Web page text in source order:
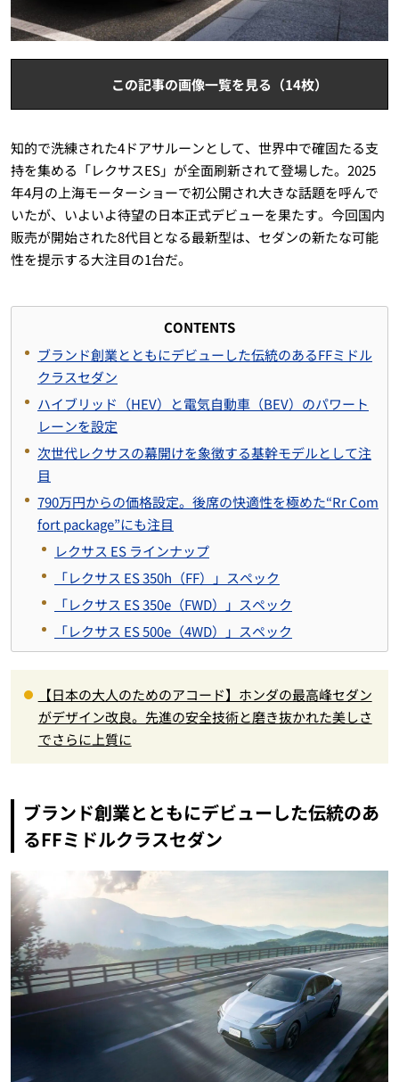
この記事の画像一覧を見る（14枚）
知的で洗練された4ドアサルーンとして、世界中で確固たる支
持を集める「レクサスES」が全面刷新されて登場した。2025
年4月の上海モーターショーで初公開され大きな話題を呼んで
いたが、いよいよ待望の日本正式デビューを果たす。今回国内
販売が開始された8代目となる最新型は、セダンの新たな可能
性を提示する大注目の1台だ。
CONTENTS
ブランド創業とともにデビューした伝統のあるFFミドル
クラスセダン
ハイブリッド（HEV）と電気自動車（BEV）のパワート
レーンを設定
次世代レクサスの幕開けを象徴する基幹モデルとして注
目
790万円からの価格設定。後席の快適性を極めた“Rr Com
fort package”にも注目
レクサス ES ラインナップ
「レクサス ES 350h（FF）」スペック
「レクサス ES 350e（FWD）」スペック
「レクサス ES 500e（4WD）」スペック
【日本の大人のためのアコード】ホンダの最高峰セダン
がデザイン改良。先進の安全技術と磨き抜かれた美しさ
でさらに上質に
ブランド創業とともにデビューした伝統のあ
るFFミドルクラスセダン